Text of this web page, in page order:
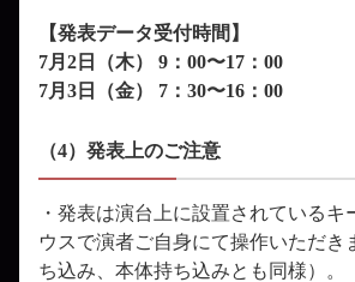
【発表データ受付時間】
7月2日（木） 9：00〜17：00
7月3日（金） 7：30〜16：00
（4）発表上のご注意
・発表は演台上に設置されているキ
ウスで演者ご自身にて操作いただき
ち込み、本体持ち込みとも同様）。